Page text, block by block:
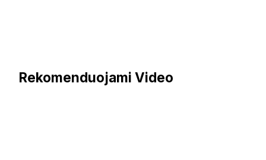
Rekomenduojami Video